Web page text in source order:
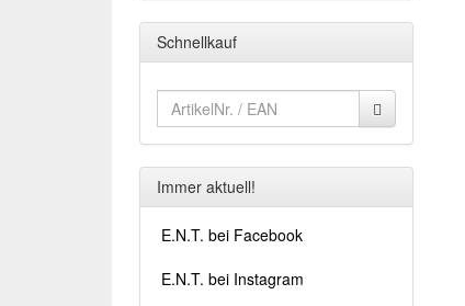
Schnellkauf
Immer aktuell!
E.N.T. bei Facebook
E.N.T. bei Instagram